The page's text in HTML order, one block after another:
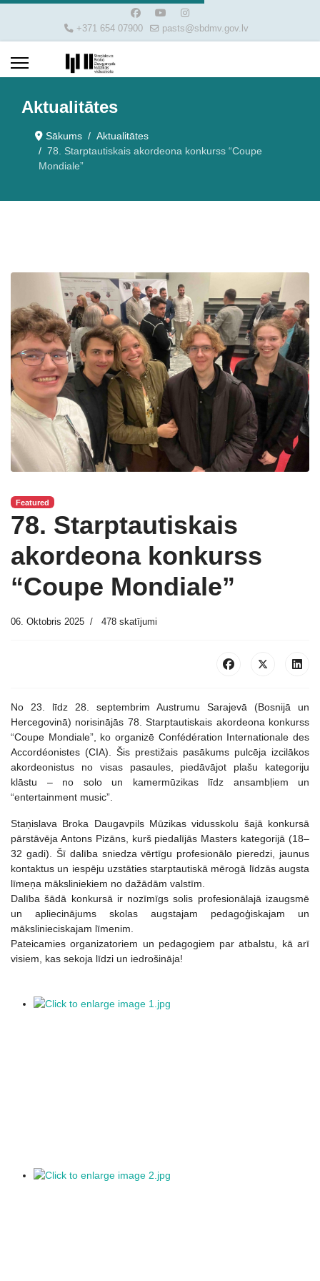
+371 654 07900 pasts@sbdmv.gov.lv
Aktualitātes
Sākums
Aktualitātes
78. Starptautiskais akordeona konkurss “Coupe
Mondiale”
Featured
78. Starptautiskais
akordeona konkurss
“Coupe Mondiale”
06. Oktobris 2025 478 skatījumi
No 23. līdz 28. septembrim Austrumu Sarajevā (Bosnijā un
Hercegovinā) norisinājās 78. Starptautiskais akordeona konkurss
“Coupe Mondiale”, ko organizē Confédération Internationale des
Accordéonistes (CIA). Šis prestižais pasākums pulcēja izcilākos
akordeonistus no visas pasaules, piedāvājot plašu kategoriju
klāstu – no solo un kamermūzikas līdz ansambļiem un
“entertainment music”.
Staņislava Broka Daugavpils Mūzikas vidusskolu šajā konkursā
pārstāvēja Antons Pizāns, kurš piedalījās Masters kategorijā (18–
32 gadi). Šī dalība sniedza vērtīgu profesionālo pieredzi, jaunus
kontaktus un iespēju uzstāties starptautiskā mērogā līdzās augsta
līmeņa māksliniekiem no dažādām valstīm.
Dalība šādā konkursā ir nozīmīgs solis profesionālajā izaugsmē
un apliecinājums skolas augstajam pedagoģiskajam un
mākslinieciskajam līmenim.
Pateicamies organizatoriem un pedagogiem par atbalstu, kā arī
visiem, kas sekoja līdzi un iedrošināja!